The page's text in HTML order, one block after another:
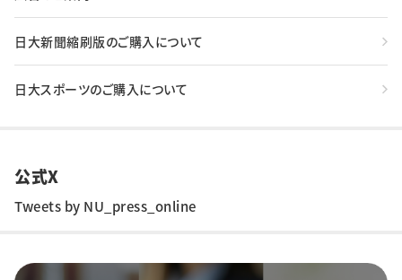
日大新聞縮刷版のご購入について
日大スポーツのご購入について
公式X
Tweets by NU_press_online